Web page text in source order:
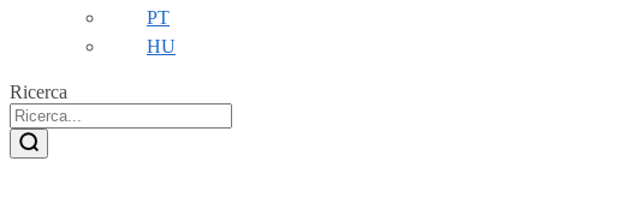
PT
HU
Ricerca